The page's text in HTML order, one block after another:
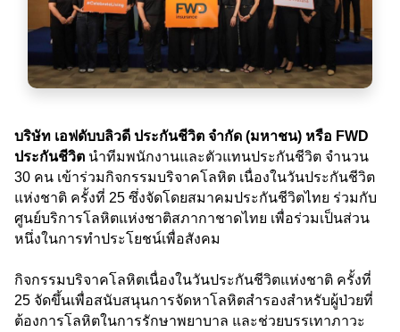
บริษัท เอฟดับบลิวดี ประกันชีวิต จำกัด (มหาชน) หรือ FWD
ประกันชีวิต นำทีมพนักงานและตัวแทนประกันชีวิต จำนวน
30 คน เข้าร่วมกิจกรรมบริจาคโลหิต เนื่องในวันประกันชีวิต
แห่งชาติ ครั้งที่ 25 ซึ่งจัดโดยสมาคมประกันชีวิตไทย ร่วมกับ
ศูนย์บริการโลหิตแห่งชาติสภากาชาดไทย เพื่อร่วมเป็นส่วน
หนึ่งในการทำประโยชน์เพื่อสังคม
กิจกรรมบริจาคโลหิตเนื่องในวันประกันชีวิตแห่งชาติ ครั้งที่
25 จัดขึ้นเพื่อสนับสนุนการจัดหาโลหิตสำรองสำหรับผู้ป่วยที่
ต้องการโลหิตในการรักษาพยาบาล และช่วยบรรเทาภาวะ